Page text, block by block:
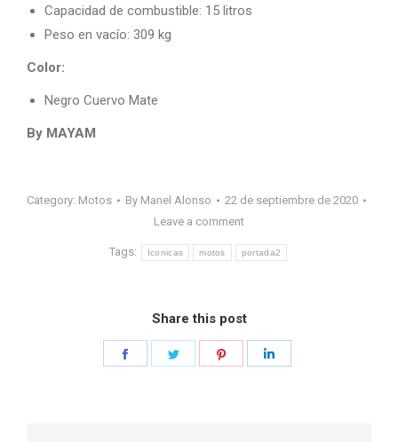
Capacidad de combustible: 15 litros
Peso en vacío: 309 kg
Color:
Negro Cuervo Mate
By MAYAM
Category: Motos By Manel Alonso
22 de septiembre de 2020
Leave a comment
Tags: Iconicas motos portada2
Share this post